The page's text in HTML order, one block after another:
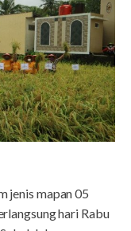
jenis mapan 05
hari Rabu